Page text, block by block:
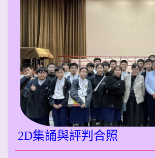
2D集誦與評判合照